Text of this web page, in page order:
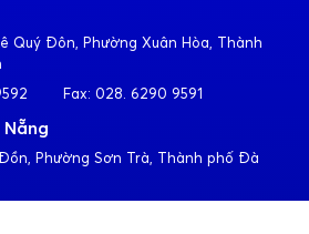
Quý Đôn, Phường Xuân Hòa, Thành
Fax: 028. 6290 9591
Phường Sơn Trà, Thành phố Đà